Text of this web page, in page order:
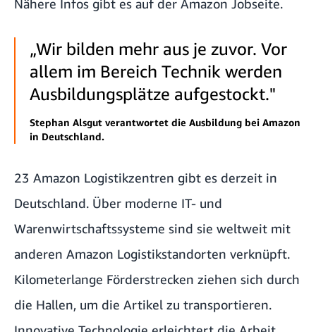
Nähere Infos gibt es auf der Amazon Jobseite.
„Wir bilden mehr aus je zuvor. Vor
allem im Bereich Technik werden
Ausbildungsplätze aufgestockt."
Stephan Alsgut verantwortet die Ausbildung bei Amazon
in Deutschland.
23 Amazon Logistikzentren gibt es derzeit in
Deutschland. Über moderne IT- und
Warenwirtschaftssysteme sind sie weltweit mit
anderen Amazon Logistikstandorten verknüpft.
Kilometerlange Förderstrecken ziehen sich durch
die Hallen, um die Artikel zu transportieren.